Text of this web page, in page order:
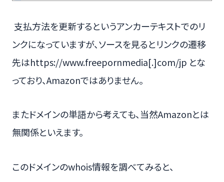
支払方法を更新するというアンカーテキストでのリ
ンクになっていますが、ソースを見るとリンクの遷移
先はhttps://www.freepornmedia[.]com/jp とな
っており、Amazonではありません。
またドメインの単語から考えても、当然Amazonとは
無関係といえます。
このドメインのwhois情報を調べてみると、